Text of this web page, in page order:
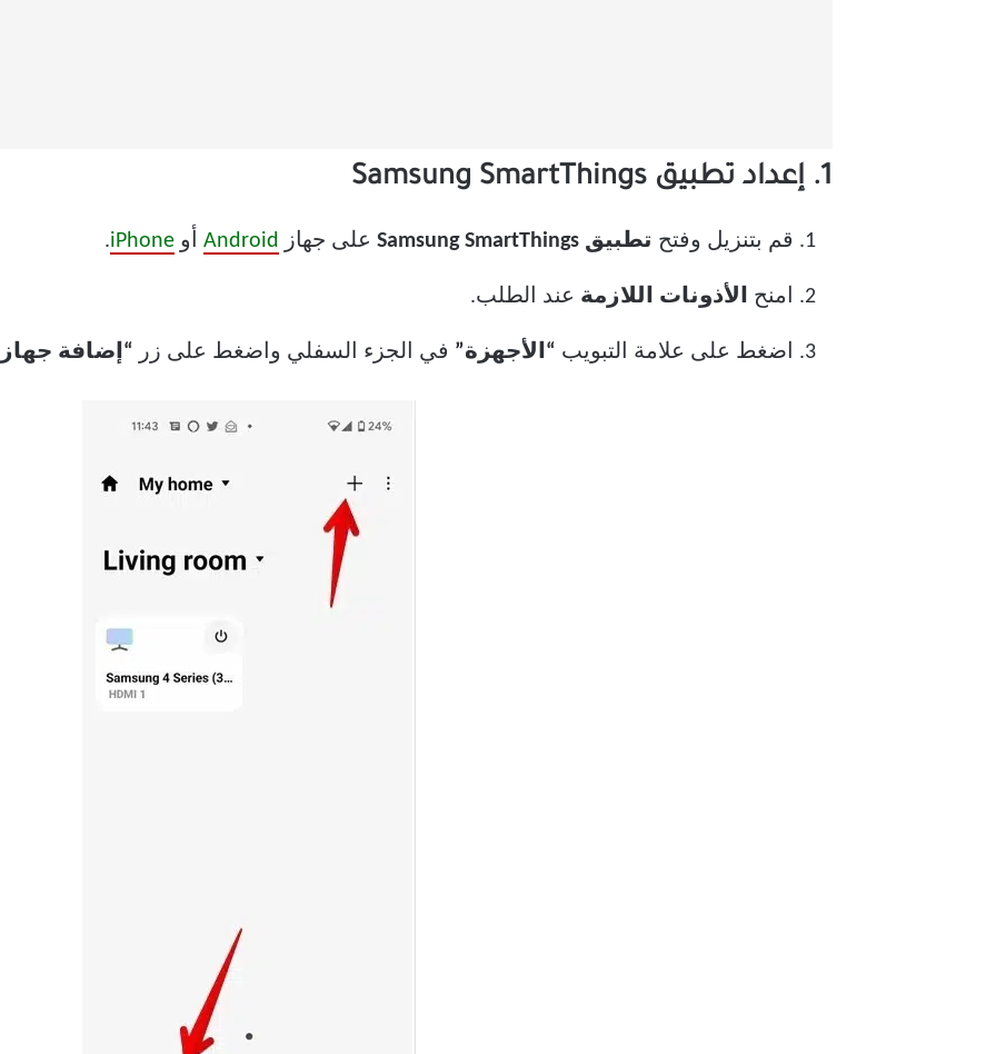
1. إعداد تطبيق Samsung SmartThings
قم بتنزيل وفتح تطبيق Samsung SmartThings على جهاز Android أو iPhone
.
امنح الأذونات اللازمة عند الطلب.
اضغط على علامة التبويب “الأجهزة” في الجزء السفلي واضغط على زر “إضافة